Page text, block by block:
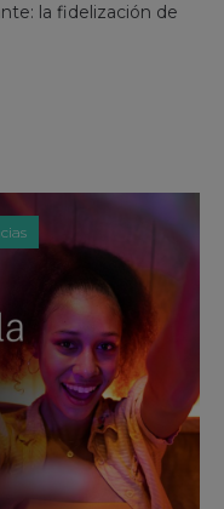
la fidelización de